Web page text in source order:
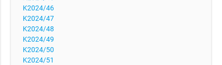
K2024/46
K2024/47
K2024/48
K2024/49
K2024/50
K2024/51